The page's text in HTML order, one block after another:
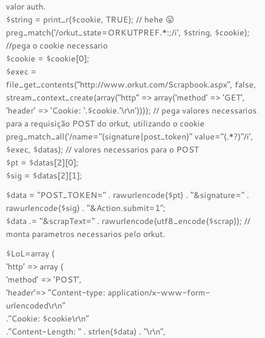
valor auth.
$string = print_r($cookie, TRUE); // hehe 😛
preg_match(‘/orkut_state=ORKUTPREF.*:;/i’, $string, $cookie);
//pega o cookie necessario
$cookie = $cookie[0];
$exec =
file_get_contents("http://www.orkut.com/Scrapbook.aspx", false,
stream_context_create(array("http" => array(‘method’ => ‘GET’,
‘header’ => ‘Cookie: ‘.$cookie.’\r\n’)))); // pega valores necessarios
para a requisição POST do orkut, utilizando o cookie
preg_match_all(‘/name="(signature|post_token)" value="(.*?)"/i’,
$exec, $datas); // valores necessarios para o POST
$pt = $datas[2][0];
$sig = $datas[2][1];
$data = "POST_TOKEN=" . rawurlencode($pt) . "&signature=" .
rawurlencode($sig) . "&Action.submit=1";
$data .= "&scrapText=" . rawurlencode(utf8_encode($scrap)); //
monta parametros necessarios pelo orkut.
$LoL=array (
‘http’ => array (
‘method’ => ‘POST’,
‘header’=> "Content-type: application/x-www-form-
urlencoded\r\n"
."Cookie: $cookie\r\n"
."Content-Length: " . strlen($data) . "\r\n",